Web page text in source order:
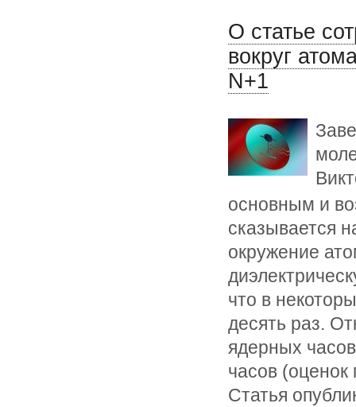
О статье
вокруг
N+1
основным и
сказывается
окружение
что в
десять раз.
ядерных
часов (оценок
Статья